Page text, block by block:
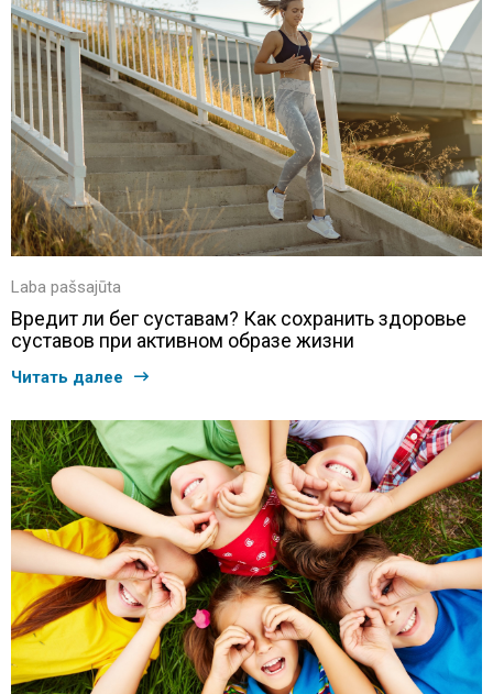
Laba pašsajūta
Вредит ли бег суставам? Как сохранить здоровье
суставов при активном образе жизни
Читать далее